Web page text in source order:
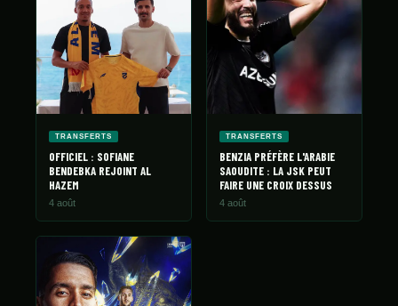
TRANSFERTS
OFFICIEL : SOFIANE
BENDEBKA REJOINT AL
HAZEM
4 août
TRANSFERTS
BENZIA PRÉFÈRE L'ARABIE
SAOUDITE : LA JSK PEUT
FAIRE UNE CROIX DESSUS
4 août